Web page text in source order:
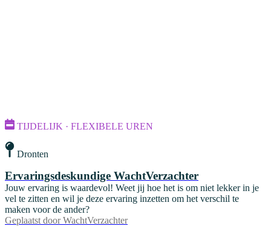
TIJDELIJK · FLEXIBELE UREN
Dronten
Ervaringsdeskundige WachtVerzachter
Jouw ervaring is waardevol! Weet jij hoe het is om niet lekker in je
vel te zitten en wil je deze ervaring inzetten om het verschil te
maken voor de ander?
Geplaatst door WachtVerzachter